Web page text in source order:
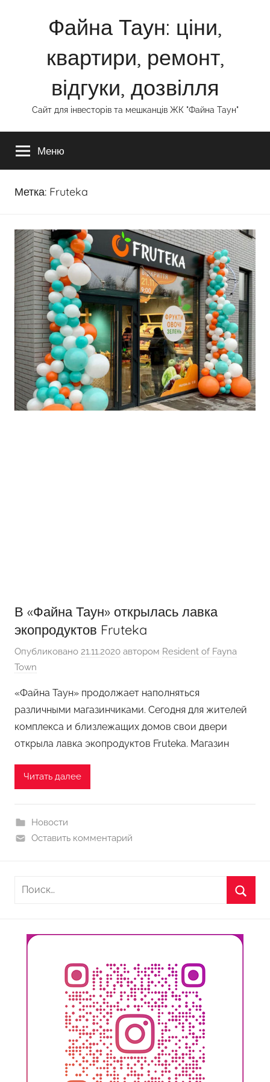
Файна Таун: ціни,
квартири, ремонт,
відгуки, дозвілля
Сайт для інвесторів та мешканців ЖК "Файна Таун"
Меню
Метка: Fruteka
В «Файна Таун» открылась лавка
экопродуктов Fruteka
Опубликовано 21.11.2020 автором Resident of Fayna
Town
«Файна Таун» продолжает наполняться
различными магазинчиками. Сегодня для жителей
комплекса и близлежащих домов свои двери
открыла лавка экопродуктов Fruteka. Магазин
Читать далее
Новости
Оставить комментарий
Найти: